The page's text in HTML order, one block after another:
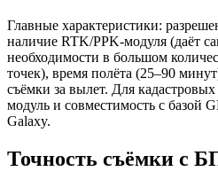
Главные характеристики:
наличие RTK/PPK-модуля (даёт
необходимости в большом
точек), время полёта (25–90
съёмки за вылет. Для
модуль и совместимость с базой
Galaxy.
Точность съёмки с